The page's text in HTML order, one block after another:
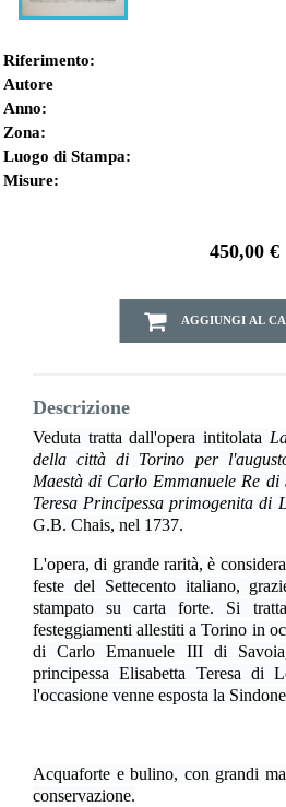
Riferimento:
Autore
Anno:
Zona:
Luogo di Stampa:
Misure:
450,00 €
AGGIUNGI AL
Descrizione
Veduta tratta dall'opera intitolata
della città di Torino per
Maestà di Carlo Emmanuele Re di
Teresa Principessa primogenita di
G.B. Chais, nel 1737.
L'opera, di grande rarità, è
feste del Settecento italiano,
stampato su carta forte. Si
festeggiamenti allestiti a Torino in
di Carlo Emanuele III di
principessa Elisabetta Teresa di
l'occasione venne esposta la
Acquaforte e bulino, con grandi
conservazione.